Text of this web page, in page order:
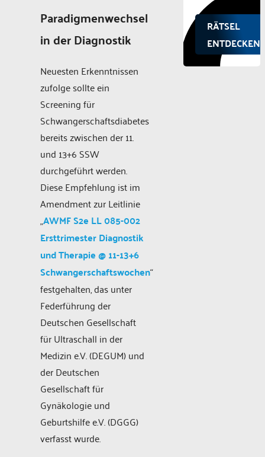
Paradigmenwechsel
in der Diagnostik
Neuesten Erkenntnissen
zufolge sollte ein
Screening für
Schwangerschaftsdiabetes
bereits zwischen der 11.
und 13+6 SSW
durchgeführt werden.
Diese Empfehlung ist im
Amendment zur Leitlinie
„AWMF S2e LL 085-002
Ersttrimester Diagnostik
und Therapie @ 11-13+6
Schwangerschaftswochen“
festgehalten, das unter
Federführung der
Deutschen Gesellschaft
für Ultraschall in der
Medizin e.V. (DEGUM) und
der Deutschen
Gesellschaft für
Gynäkologie und
Geburtshilfe e.V. (DGGG)
verfasst wurde.
RÄTSEL
ENTDECKEN!